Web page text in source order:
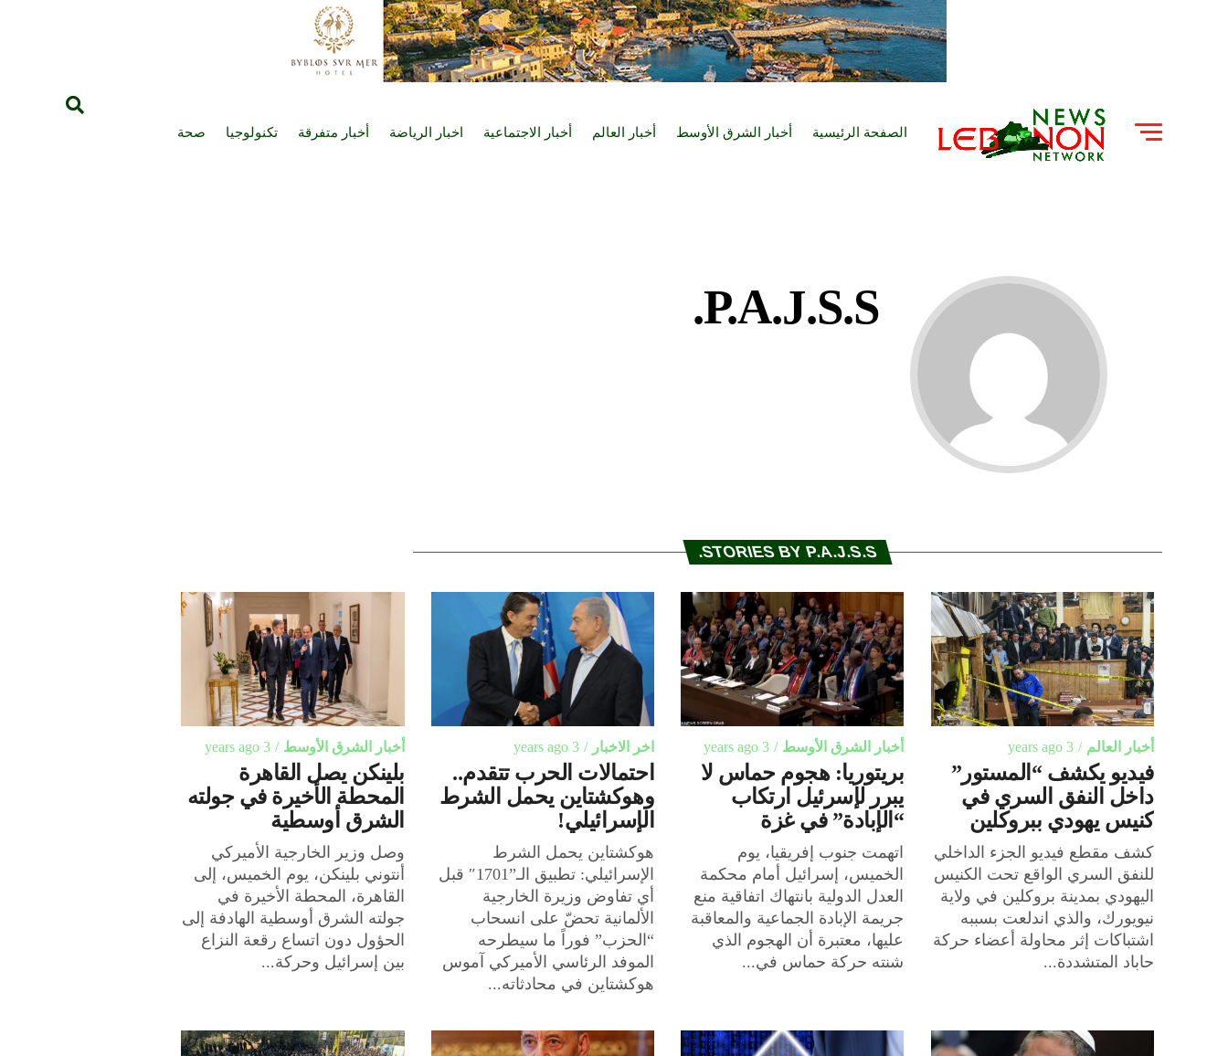
الصفحة الرئيسية أخبار الشرق الأوسط أخبار العالم أخبار الاجتماعية اخبار الرياضة أخبار متفرقة تكنولوجيا صحة
P.A.J.S.S.
STORIES BY P.A.J.S.S.
أخبار العالم 3 years ago
فيديو يكشف “المستور”
داخل النفق السري في
كنيس يهودي ببروكلين
كشف مقطع فيديو الجزء الداخلي
للنفق السري الواقع تحت الكنيس
اليهودي بمدينة بروكلين في ولاية
نيويورك، والذي اندلعت بسببه
اشتباكات إثر محاولة أعضاء حركة
حاباد المتشددة...
أخبار الشرق الأوسط 3 years ago
بريتوريا: هجوم حماس لا
يبرر لإسرئيل ارتكاب
“الإبادة” في غزة
اتهمت جنوب إفريقيا، يوم
الخميس، إسرائيل أمام محكمة
العدل الدولية بانتهاك اتفاقية منع
جريمة الإبادة الجماعية والمعاقبة
عليها، معتبرة أن الهجوم الذي
شنته حركة حماس في...
اخر الاخبار 3 years ago
احتمالات الحرب تتقدم..
وهوكشتاين يحمل الشرط
الإسرائيلي!
هوكشتاين يحمل الشرط
الإسرائيلي: تطبيق الـ”1701″ قبل
أي تفاوض وزيرة الخارجية
الألمانية تحضّ على انسحاب
“الحزب” فوراً ما سيطرحه
الموفد الرئاسي الأميركي آموس
هوكشتاين في محادثاته...
أخبار الشرق الأوسط 3 years ago
بلينكن يصل القاهرة
المحطة الأخيرة في جولته
الشرق أوسطية
وصل وزير الخارجية الأميركي
أنتوني بلينكن، يوم الخميس، إلى
القاهرة، المحطة الأخيرة في
جولته الشرق أوسطية الهادفة إلى
الحؤول دون اتساع رقعة النزاع
بين إسرائيل وحركة...